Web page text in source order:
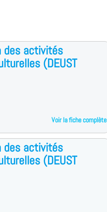
des activités
(DEUST
Voir la fiche complète
des activités
(DEUST